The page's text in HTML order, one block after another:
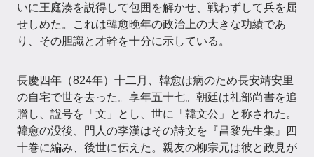
いに王庭湊を説得して包囲を解かせ、戦わずして兵を屈
せしめた。これは韓愈晚年の政治上の大きな功績であ
り、その胆識と才幹を十分に示している。
長慶四年（824年）十二月、韓愈は病のため長安靖安里
の自宅で世を去った。享年五十七。朝廷は礼部尚書を追
贈し、諡号を「文」とし、世に「韓文公」と称された。
韓愈の没後、門人の李漢はその詩文を『昌黎先生集』四
十巻に編み、後世に伝えた。親友の柳宗元は彼と政見が